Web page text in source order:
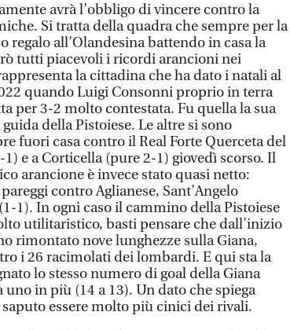
avrà l’obbligo di vincere contro la
Si tratta della quadra che sempre per la
regalo all’Olandesina battendo in casa la
tutti piacevoli i ricordi arancioni nei
la cittadina che ha dato i natali al
quando Luigi Consonni proprio in terra
per 3-2 molto contestata. Fu quella la sua
della Pistoiese. Le altre si sono
fuori casa contro il Real Forte Querceta del
e a Corticella (pure 2-1) giovedì scorso. Il
arancione è invece stato quasi netto:
contro Aglianese, Sant’Angelo
1). In ogni caso il cammino della Pistoiese
utilitaristico, basti pensare che dall’inizio
rimontato nove lunghezze sulla Giana,
i 26 racimolati dei lombardi. E qui sta la
lo stesso numero di goal della Giana
in più (14 a 13). Un dato che spiega
essere molto più cinici dei rivali.